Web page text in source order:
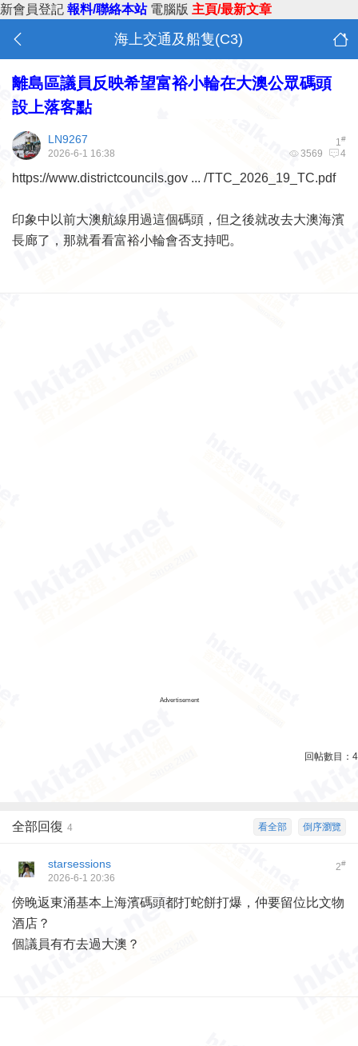
新會員登記 報料/聯絡本站 電腦版 主頁/最新文章
海上交通及船隻(C3)
離島區議員反映希望富裕小輪在大澳公眾碼頭
設上落客點
1#
LN9267
3569 4
2026-6-1 16:38
https://www.districtcouncils.gov ... /TTC_2026_19_TC.pdf
印象中以前大澳航線用過這個碼頭，但之後就改去大澳海濱
長廊了，那就看看富裕小輪會否支持吧。
Advertisement
回帖數目： 4
倒序瀏覽
看全部
全部回復 4
2#
starsessions
2026-6-1 20:36
傍晚返東涌基本上海濱碼頭都打蛇餅打爆，仲要留位比文物
酒店？
個議員有冇去過大澳？